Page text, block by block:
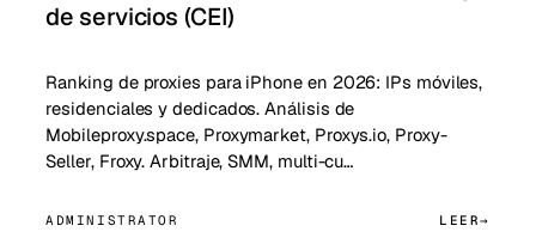
de servicios (CEI)
Ranking de proxies para iPhone en 2026: IPs móviles,
residenciales y dedicados. Análisis de
Mobileproxy.space, Proxymarket, Proxys.io, Proxy-
Seller, Froxy. Arbitraje, SMM, multi-cu…
ADMINISTRATOR LEER